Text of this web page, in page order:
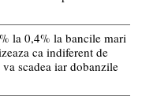
la 0,4% la bancile mari
ca indiferent de
scadea iar dobanzile